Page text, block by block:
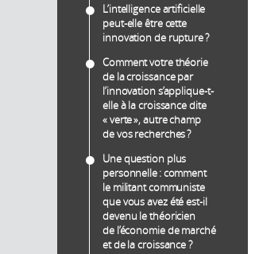
L’intelligence artificielle
peut-elle être cette
innovation de rupture ?
Comment votre théorie
de la croissance par
l’innovation s’applique-t-
elle à la croissance dite
« verte », autre champ
de vos recherches ?
Une question plus
personnelle : comment
le militant communiste
que vous avez été est-il
devenu le théoricien
de l’économie de marché
et de la croissance ?